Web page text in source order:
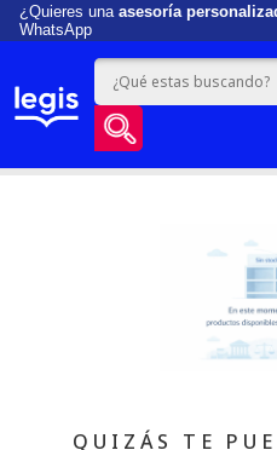
¿Quieres una asesoría
WhatsApp
QUIZÁS TE